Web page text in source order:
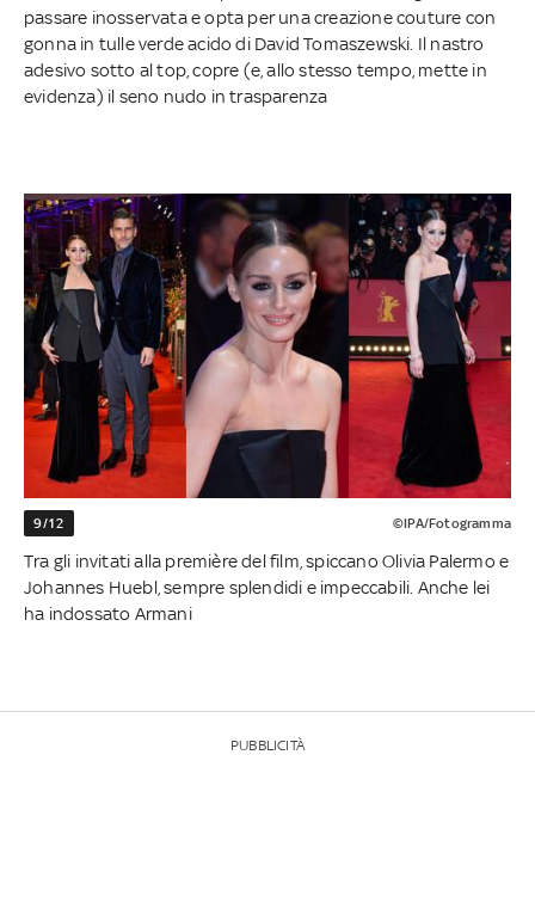
passare inosservata e opta per una creazione couture con
gonna in tulle verde acido di David Tomaszewski. Il nastro
adesivo sotto al top, copre (e, allo stesso tempo, mette in
evidenza) il seno nudo in trasparenza
9/12 ©IPA/Fotogramma
Tra gli invitati alla première del film, spiccano Olivia Palermo e
Johannes Huebl, sempre splendidi e impeccabili. Anche lei
ha indossato Armani
PUBBLICITÀ